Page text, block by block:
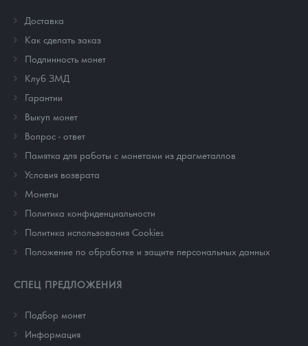
Доставка
Как сделать заказ
Подлинность монет
Клуб ЗМД
Гарантии
Выкуп монет
Вопрос - ответ
Памятка для работы с монетами из драгметаллов
Условия возврата
Монеты
Политика конфиденциальности
Политика использования Cookies
Положение по обработке и защите персональных данных
СПЕЦ ПРЕДЛОЖЕНИЯ
Подбор монет
Информация